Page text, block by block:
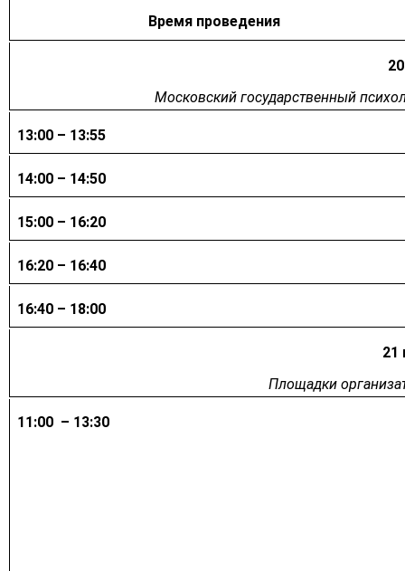
Время проведения
Московский государственный
13:00 – 13:55
14:00 – 14:50
15:00 – 16:20
16:20 – 16:40
16:40 – 18:00
21
Площадки
11:00 – 13:30